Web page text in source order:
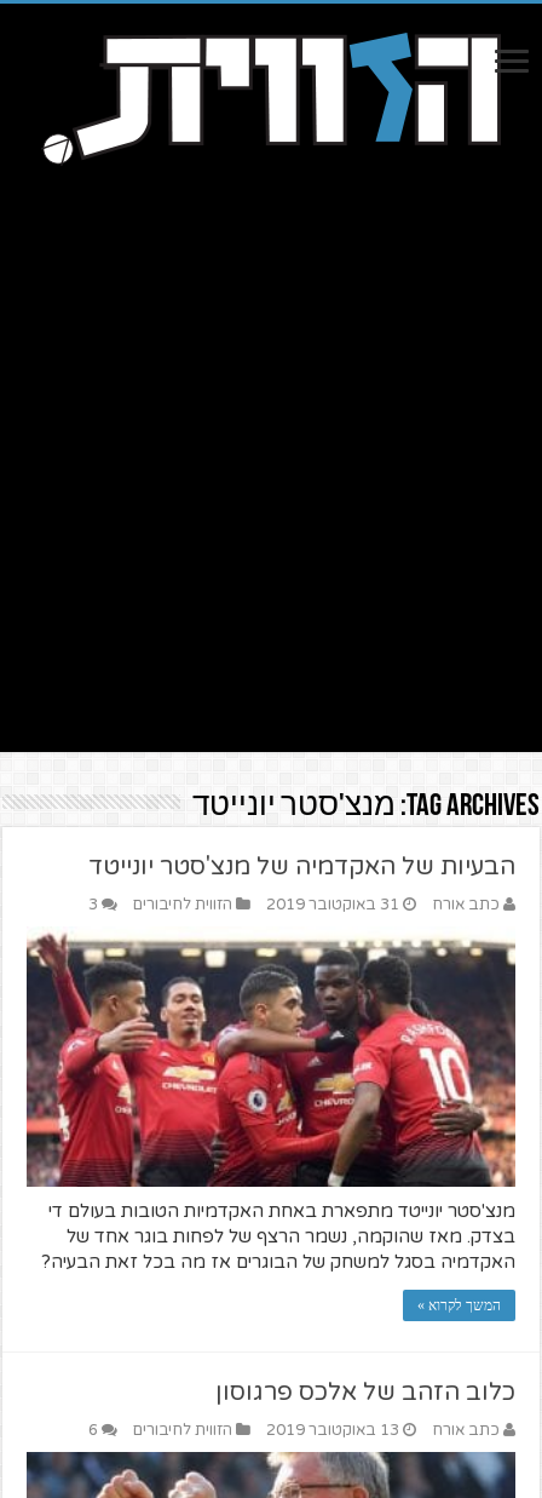
Tag Archives: מנצ'סטר יונייטד
הבעיות של האקדמיה של מנצ'סטר יונייטד
כתב אורח 31 באוקטובר 2019 הזווית לחיבורים 3
מנצ'סטר יונייטד מתפארת באחת האקדמיות הטובות בעולם די
בצדק. מאז שהוקמה, נשמר הרצף של לפחות בוגר אחד של
האקדמיה בסגל למשחק של הבוגרים אז מה בכל זאת הבעיה?
המשך לקרוא »
כלוב הזהב של אלכס פרגוסון
כתב אורח 13 באוקטובר 2019 הזווית לחיבורים 6